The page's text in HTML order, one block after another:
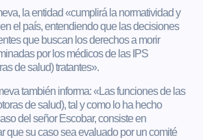
la entidad «cumplirá la normatividad y
el país, entendiendo que las decisiones
que buscan los derechos a morir
por los médicos de las IPS
de salud) tratantes».
también informa: «Las funciones de las
de salud), tal y como lo ha hecho
del señor Escobar, consiste en
que su caso sea evaluado por un comité